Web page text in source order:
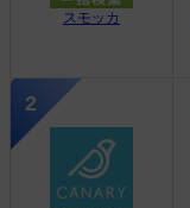
スモッカ